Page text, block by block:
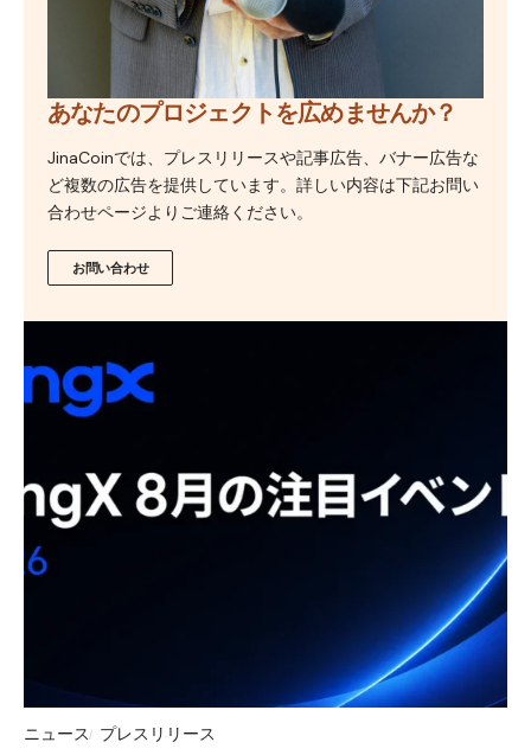
あなたのプロジェクトを広めませんか？
JinaCoinでは、プレスリリースや記事広告、バナー広告な
ど複数の広告を提供しています。詳しい内容は下記お問い
合わせページよりご連絡ください。
お問い合わせ
ニュース プレスリリース